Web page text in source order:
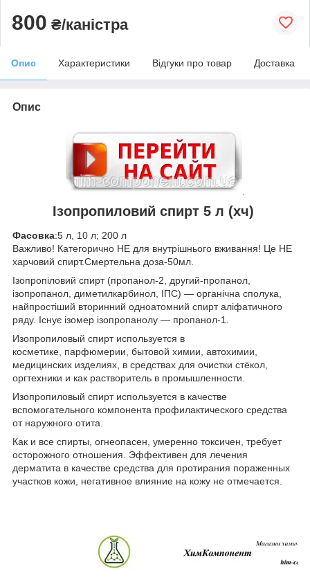
800 ₴/каністра
Опис Характеристики Відгуки про товар Доставка
Опис
Ізопропиловий спирт 5 л (хч)
Фасовка:5 л, 10 л; 200 л
Важливо! Категорично НЕ для внутрішнього вживання! Це НЕ
харчовий спирт.Смертельна доза-50мл.
Ізопропіловий спирт (пропанол-2, другий-пропанол,
ізопропанол, диметилкарбинол, ІПС) — органічна сполука,
найпростіший вторинний одноатомний спирт аліфатичного
ряду. Існує ізомер ізопропанолу — пропанол-1.
Изопропиловый спирт используется в
косметике, парфюмерии, бытовой химии, автохимии,
медицинских изделиях, в средствах для очистки стёкол,
оргтехники и как растворитель в промышленности.
Изопропиловый спирт используется в качестве
вспомогательного компонента профилактического средства
от наружного отита.
Как и все спирты, огнеопасен, умеренно токсичен, требует
осторожного отношения. Эффективен для лечения
дерматита в качестве средства для протирания пораженных
участков кожи, негативное влияние на кожу не отмечается.